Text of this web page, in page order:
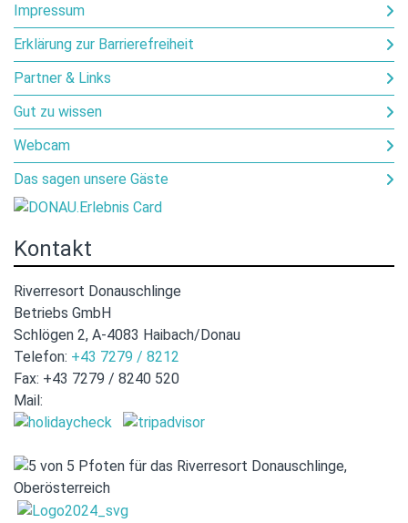
Impressum
Erklärung zur Barrierefreiheit
Partner & Links
Gut zu wissen
Webcam
Das sagen unsere Gäste
Kontakt
Riverresort Donauschlinge
Betriebs GmbH
Schlögen 2, A-4083 Haibach/Donau
Telefon: +43 7279 / 8212
Fax: +43 7279 / 8240 520
Mail: